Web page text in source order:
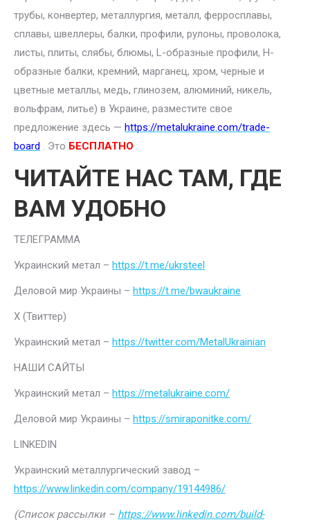
трубы, конвертер, металлургия, металл, ферросплавы,
сплавы, швеллеры, балки, профили, рулоны, проволока,
листы, плиты, слябы, блюмы, L-образные профили, H-
образные балки, кремний, марганец, хром, черные и
цветные металлы, медь, глинозем, алюминий, никель,
вольфрам, литье) в Украине, разместите свое
предложение здесь — https://metalukraine.com/trade-
board . Это БЕСПЛАТНО .
ЧИТАЙТЕ НАС ТАМ, ГДЕ
ВАМ УДОБНО
ТЕЛЕГРАММА
Украинский метал – https://t.me/ukrsteel
Деловой мир Украины – https://t.me/bwaukraine
Х (Твиттер)
Украинский метал – https://twitter.com/MetalUkrainian
НАШИ САЙТЫ
Украинский метал – https://metalukraine.com/
Деловой мир Украины – https://smiraponitke.com/
LINKEDIN
Украинский металлургический завод –
https://www.linkedin.com/company/19144986/
(Список рассылки – https://www.linkedin.com/build-